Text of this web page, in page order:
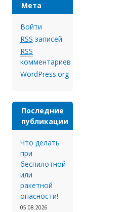
Мета
Войти
RSS записей
RSS
комментариев
WordPress.org
Последние
публикации
Что делать
при
беспилотной
или
ракетной
опасности!
05.08.2026